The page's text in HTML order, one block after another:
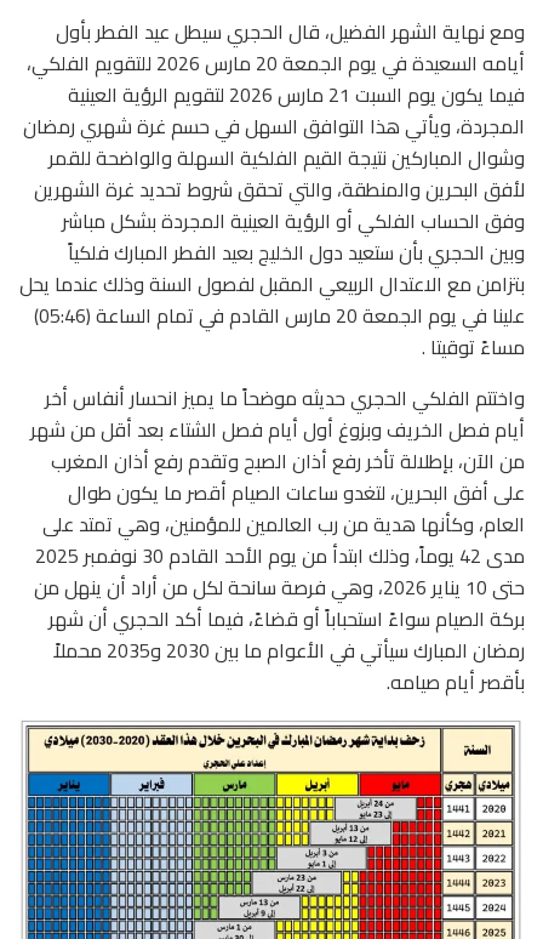
ومع نهاية الشهر الفضيل، قال الحجري سيطل عيد الفطر بأول
أيامه السعيدة في يوم الجمعة 20 مارس 2026 للتقويم الفلكي،
فيما يكون يوم السبت 21 مارس 2026 لتقويم الرؤية العينية
المجردة، ويأتي هذا التوافق السهل في حسم غرة شهري رمضان
وشوال المباركين نتيجة القيم الفلكية السهلة والواضحة للقمر
لأفق البحرين والمنطقة، والتي تحقق شروط تحديد غرة الشهرين
وفق الحساب الفلكي أو الرؤية العينية المجردة بشكل مباشر
وبين الحجري بأن ستعيد دول الخليج بعيد الفطر المبارك فلكياً
بتزامن مع الاعتدال الربيعي المقبل لفصول السنة وذلك عندما يحل
علينا في يوم الجمعة 20 مارس القادم في تمام الساعة (05:46)
مساءً توقيتا .
واختتم الفلكي الحجري حديثه موضحاً ما يميز انحسار أنفاس أخر
أيام فصل الخريف وبزوغ أول أيام فصل الشتاء بعد أقل من شهر
من الآن، بإطلالة تأخر رفع أذان الصبح وتقدم رفع أذان المغرب
على أفق البحرين، لتغدو ساعات الصيام أقصر ما يكون طوال
العام، وكأنها هدية من رب العالمين للمؤمنين، وهي تمتد على
مدى 42 يوماً، وذلك ابتدأ من يوم الأحد القادم 30 نوفمبر 2025
حتى 10 يناير 2026، وهي فرصة سانحة لكل من أراد أن ينهل من
بركة الصيام سواءً استحباباً أو قضاءً، فيما أكد الحجري أن شهر
رمضان المبارك سيأتي في الأعوام ما بين 2030 و2035 محملاً
بأقصر أيام صيامه.